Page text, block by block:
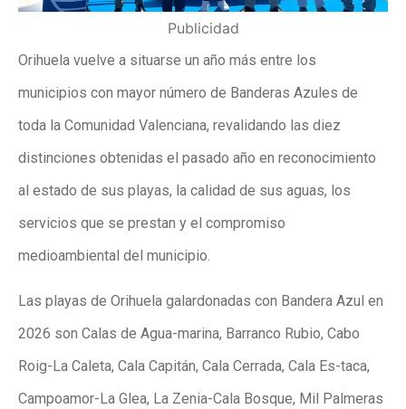
Publicidad
Orihuela vuelve a situarse un año más entre los
municipios con mayor número de Banderas Azules de
toda la Comunidad Valenciana, revalidando las diez
distinciones obtenidas el pasado año en reconocimiento
al estado de sus playas, la calidad de sus aguas, los
servicios que se prestan y el compromiso
medioambiental del municipio.
Las playas de Orihuela galardonadas con Bandera Azul en
2026 son Calas de Agua-marina, Barranco Rubio, Cabo
Roig-La Caleta, Cala Capitán, Cala Cerrada, Cala Es-taca,
Campoamor-La Glea, La Zenia-Cala Bosque, Mil Palmeras